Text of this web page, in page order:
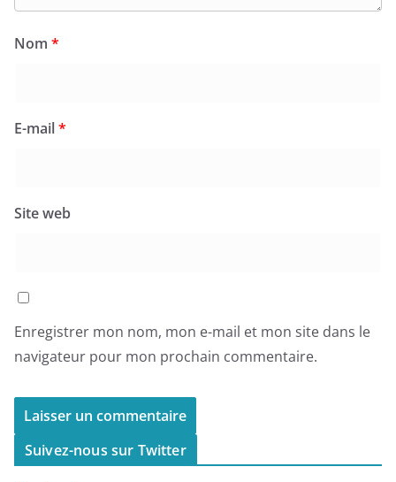
Nom *
E-mail*
Site web
Enregistrer mon nom, mon e-mail et mon site dans le
navigateur pour mon prochain commentaire.
Suivez-nous sur Twitter